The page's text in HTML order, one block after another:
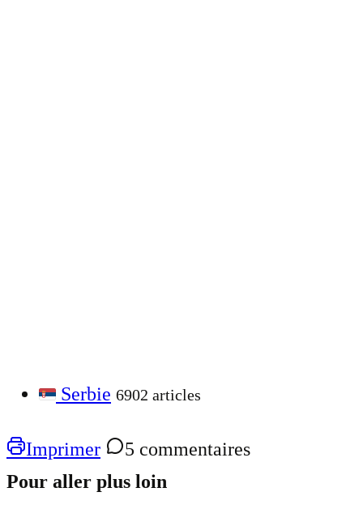
Serbie 6902 articles
Imprimer
5 commentaires
Pour aller plus loin